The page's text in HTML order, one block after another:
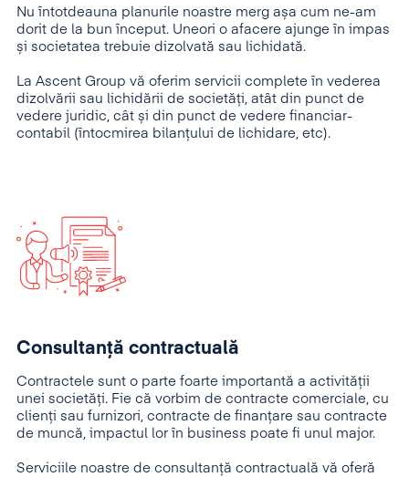
Nu întotdeauna planurile noastre merg așa cum ne-am
dorit de la bun început. Uneori o afacere ajunge în impas
și societatea trebuie dizolvată sau lichidată.
La Ascent Group vă oferim servicii complete în vederea
dizolvării sau lichidării de societăți, atât din punct de
vedere juridic, cât și din punct de vedere financiar-
contabil (întocmirea bilanțului de lichidare, etc).
Consultanţă contractuală
Contractele sunt o parte foarte importantă a activității
unei societăți. Fie că vorbim de contracte comerciale, cu
clienți sau furnizori, contracte de finanțare sau contracte
de muncă, impactul lor în business poate fi unul major.
Serviciile noastre de consultanță contractuală vă oferă